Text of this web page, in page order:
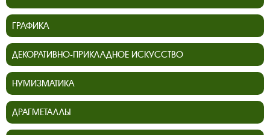
ГРАФИКА
ДЕКОРАТИВНО-ПРИКЛАДНОЕ ИСКУССТВО
НУМИЗМАТИКА
ДРАГМЕТАЛЛЫ